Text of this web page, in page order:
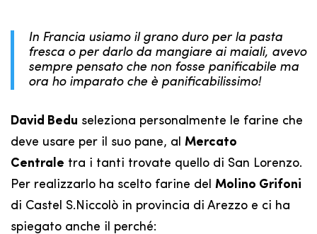
In Francia usiamo il grano duro per la pasta
fresca o per darlo da mangiare ai maiali, avevo
sempre pensato che non fosse panificabile ma
ora ho imparato che è panificabilissimo!
David Bedu seleziona personalmente le farine che
deve usare per il suo pane, al Mercato
Centrale tra i tanti trovate quello di San Lorenzo.
Per realizzarlo ha scelto farine del Molino Grifoni
di Castel S.Niccolò in provincia di Arezzo e ci ha
spiegato anche il perché: